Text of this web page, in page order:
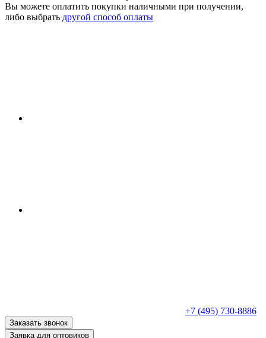
Вы можете оплатить покупки наличными при получении,
либо выбрать другой способ оплаты
+7 (495) 730-8886
Заказать звонок
Заявка для оптовиков